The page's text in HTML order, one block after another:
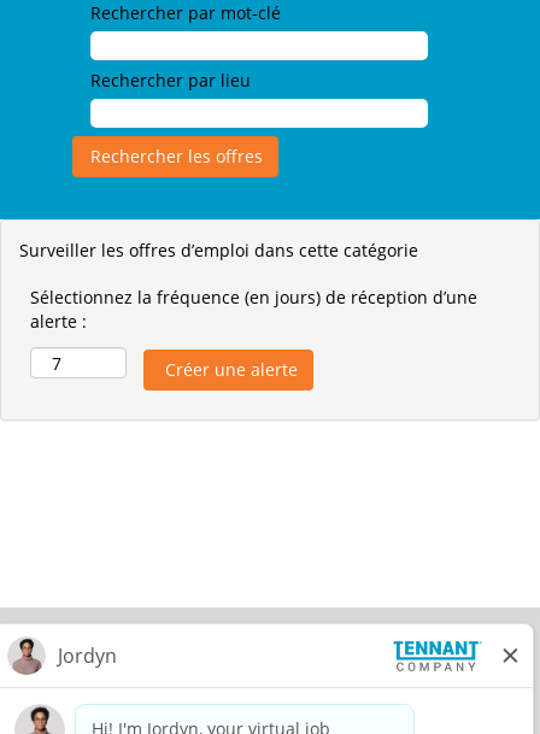
Rechercher par mot-clé
Rechercher par lieu
Surveiller les offres d’emploi dans cette catégorie
Sélectionnez la fréquence (en jours) de réception d’une
alerte :
© 2026 Tennant Company. All Rights Reserved.
Privacy Policy